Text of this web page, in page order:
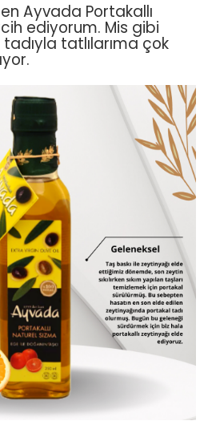
Ayvada Portakallı
ediyorum. Mis gibi
tatlılarıma çok